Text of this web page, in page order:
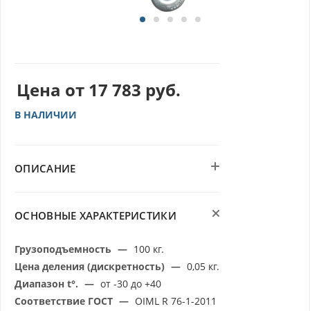
Цена от 17 783 руб.
В НАЛИЧИИ
ОПИСАНИЕ
ОСНОВНЫЕ ХАРАКТЕРИСТИКИ
Грузоподъемность — 100 кг.
Цена деления (дискретность) — 0,05 кг.
Диапазон t°. — от -30 до +40
Соответствие ГОСТ — OIML R 76-1-2011